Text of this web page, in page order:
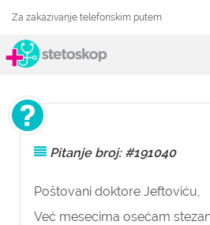
Za zakazivanje telefonskim putem
Pitanje broj: #191040
Poštovani doktore Jeftoviću,
Već mesecima osećam